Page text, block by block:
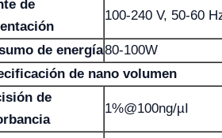
de
100-240 V, 50-60
de energía80-100W
de nano volumen
de
1%@100ng/µI